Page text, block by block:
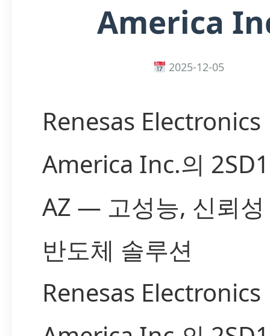
America
2025-12-05
Renesas Electronics
America Inc.의
AZ — 고성능, 신뢰
반도체 솔루션
Renesas Electronics